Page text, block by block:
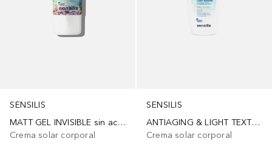
SENSILIS
MATT GEL INVISIBLE sin aceite & antiedad SPF50+
Crema solar corporal
SENSILIS
ANTIAGING & LIGHT TEXTURE crema SPF50+
Crema solar corporal